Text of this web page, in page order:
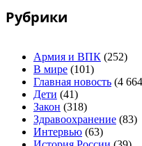
Рубрики
Армия и ВПК (252)
В мире (101)
Главная новость (4
Дети (41)
Закон (318)
Здравоохранение (83)
Интервью (63)